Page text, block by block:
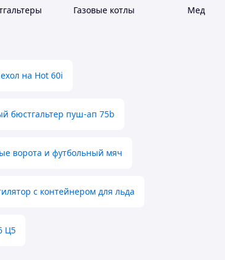
Газовые котлы Мед
на Hot 60i
бюстгальтер пуш-ап 75b
ворота и футбольный мяч
с контейнером для льда
Ц5